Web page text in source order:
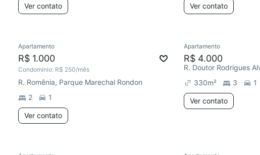
Ver contato Ver contato
Apartamento
R$ 1.000
Condomínio: R$ 250/mês
R. Romênia, Parque Marechal Rondon
2
1
Ver contato
Apartamento
R$ 4.000
330m² 3 1
Ver contato